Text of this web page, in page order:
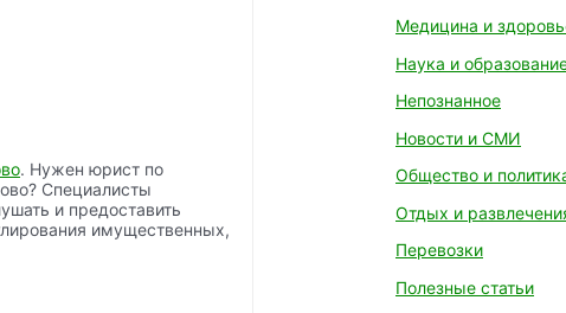
. Нужен юрист по
Специалисты
и предоставить
имущественных,
Медицина и
Наука и
Непознанное
Новости и СМИ
Общество и
Отдых и
Перевозки
Полезные статьи